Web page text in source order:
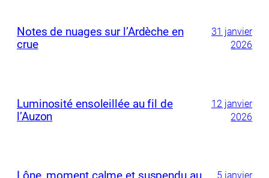
Notes de nuages sur l’Ardèche en
crue
31 janvier
2026
Luminosité ensoleillée au fil de
l’Auzon
12 janvier
2026
5 janvier